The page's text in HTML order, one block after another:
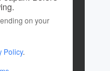
on your
Policy.
を投稿しています